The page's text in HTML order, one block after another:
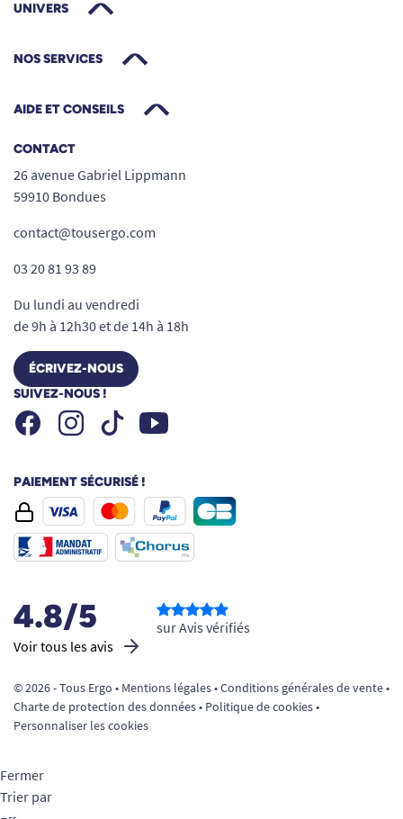
UNIVERS
NOS SERVICES
AIDE ET CONSEILS
CONTACT
26 avenue Gabriel Lippmann
59910 Bondues
contact@tousergo.com
03 20 81 93 89
Du lundi au vendredi
de 9h à 12h30 et de 14h à 18h
ÉCRIVEZ-NOUS
SUIVEZ-NOUS !
FacebookInstagramTiktok Youtube
PAIEMENT SÉCURISÉ !
4.8/5
Voir tous les avis
sur Avis vérifiés
© 2026 - Tous Ergo • Mentions légales•Conditions générales de vente•
Charte de protection des données• Politique de cookies•
Personnaliser les cookies
Fermer
Trier par